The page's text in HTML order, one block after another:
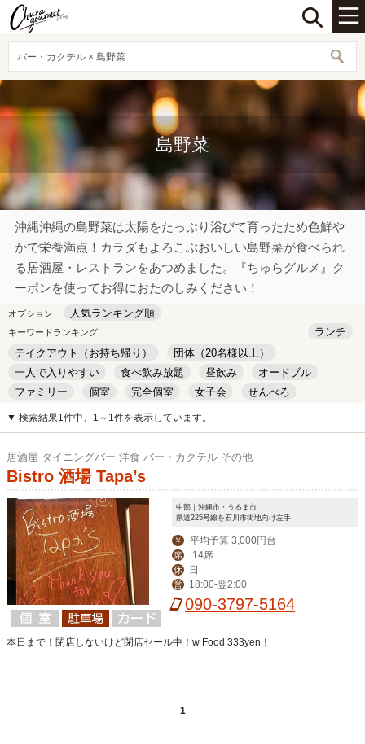
バー・カクテル × 島野菜
島野菜
沖縄沖縄の島野菜は太陽をたっぷり浴びて育ったため色鮮や
かで栄養満点！カラダもよろこぶおいしい島野菜が食べられ
る居酒屋・レストランをあつめました。『ちゅらグルメ』ク
ーポンを使ってお得におたのしみください！
オプション 人気ランキング順
キーワードランキング
ランチ
テイクアウト（お持ち帰り）
団体（20名様以上）
一人で入りやすい
食べ飲み放題 昼飲み
オードブル
ファミリー
個室 完全個室 女子会
せんべろ
キッズルーム
安い デート
▼ 検索結果1件中、1～1件を表示しています。
居酒屋 ダイニングバー 洋食 バー・カクテル その他
Bistro 酒場 Tapa’s
中部｜沖縄市・うるま市
県道225号線を石川市街地向け左手
￥ 平均予算 3,000円台
席 14席
休 日
営 18:00-翌2:00
090-3797-5164
本日まで！閉店しないけど閉店セール中！w Food 333yen！
1